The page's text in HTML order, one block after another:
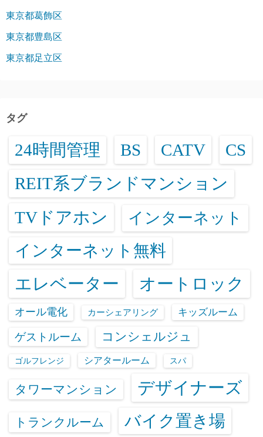
東京都葛飾区
東京都豊島区
東京都足立区
タグ
24時間管理 BS CATV CS
REIT系ブランドマンション
TVドアホン インターネット
インターネット無料
エレベーター オートロック
オール電化 カーシェアリング キッズルーム
ゲストルーム コンシェルジュ
ゴルフレンジ シアタールーム スパ
タワーマンション デザイナーズ
トランクルーム バイク置き場